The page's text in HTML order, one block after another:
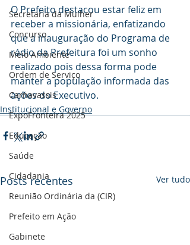
Secretaria da Mulher
Concurso
Meio Ambiente
Ordem de Serviço
Carnavassis
ExpoFronteira 2025
Educação
Saúde
Cidadania
Reunião Ordinária da (CIR)
Prefeito em Ação
Gabinete
O Prefeito destacou estar feliz em
receber a missionária, enfatizando
que a inauguração do Programa de
rádio da Prefeitura foi um sonho
realizado pois dessa forma pode
manter a população informada das
ações do Executivo.
Institucional e Governo
Posts recentes Ver tudo